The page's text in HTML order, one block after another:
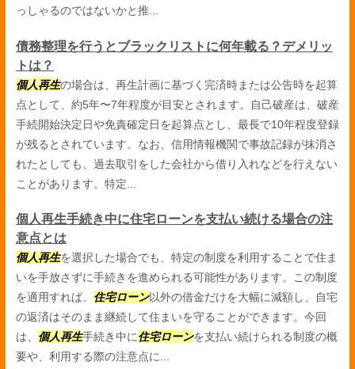
っしゃるのではないかと推...
債務整理を行うとブラックリストに何年載る？デメリッ
トは？
個人再生の場合は、再生計画に基づく完済時または公告時を起算
点として、約5年〜7年程度が目安とされます。自己破産は、破産
手続開始決定日や免責確定日を起算点とし、最長で10年程度登録
が残るとされています。なお、信用情報機関で事故記録が抹消さ
れたとしても、過去取引をした会社から借り入れなどを行えない
ことがあります。特定...
個人再生手続き中に住宅ローンを支払い続ける場合の注
意点とは
個人再生を選択した場合でも、特定の制度を利用することで住ま
いを手放さずに手続きを進められる可能性があります。この制度
を適用すれば、 住宅ローン以外の借金だけを大幅に減額し、自宅
の返済はそのまま継続して住まいを守ることができます。今回
は、 個人再生手続き中に住宅ローンを支払い続けられる制度の概
要や、利用する際の注意点に...